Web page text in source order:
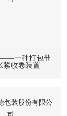
——一种打包带
紧收卷装置